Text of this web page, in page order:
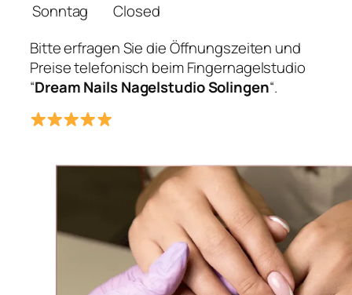
Sonntag
Closed
Bitte erfragen Sie die Öffnungszeiten und
Preise telefonisch beim Fingernagelstudio
“Dream Nails Nagelstudio Solingen“.